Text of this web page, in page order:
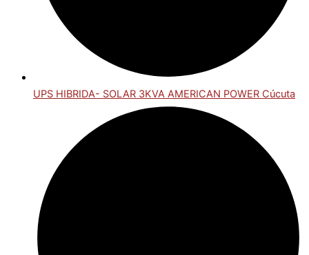
UPS HIBRIDA- SOLAR 3KVA AMERICAN POWER Cúcuta